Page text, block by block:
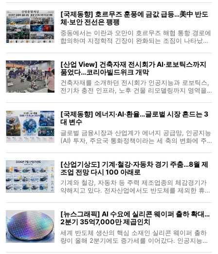
산업과 기업에 혜택이 집중돼 조세 형평성을 해칠 수
있다고 맞선다. 생산 단계
[국제동향] 호르무즈 훈풍에 금값 급등…美中 반도
체·보안 전선은 팽팽
중동에서는 이란과 오만이 호르무즈 해협 통항 경로에
합의하며 지정학적 긴장이 완화되는 조짐이 나타났고,
가 동결되는 등 전쟁 장기화에 따른 재정난이 표면화
되면서 대외 훈풍과 대내 위기
[산업 View] 건축자재 전시회가 AI·로보틱스까지
품었다…코리아빌드위크 개막
건축자재를 소개하던 전시회가 인공지능과 로보틱스,
전기차 충전 인프라, 노후 건물 리모델링까지 영역을
이어지는 건설·건축산업의 전 과정을 한자리에 모았
다. 행사는 8일까지 나흘간
[국제동향] 에너지·AI·환율…글로벌 시장 흔드는 3
대 변수
글로벌 금융시장과 산업계가 에너지 공급망, 인공지능
(AI) 투자, 주요국 통화정책이라는 세 축의 변화에 주
겨냥한 대규모 전력망 투자에 나섰다. 중동에서는 호
르무즈 해협 통항 협상이
[산업기상도] 기계·철강·자동차 경기 주춤…8월 제
조업 전망 다시 100 아래로
기계와 철강, 자동차 등 주력 제조업종의 체감경기가
약해지고 있다. 전자산업에서도 반도체를 제외한 휴대
발표한 산업경기 전문가 서베이에 따르면 8월 제조업
업황 전망 전문가 서베이
[뉴스그래픽] AI 수요에 실리콘 웨이퍼 출하 확대…
2분기 35억7,000만 제곱인치
세계 반도체 생산의 핵심 소재인 실리콘 웨이퍼 출하
량이 올해 2분기에도 증가세를 이어갔다. 인공지능